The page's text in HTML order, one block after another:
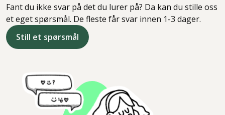
Fant du ikke svar på det du lurer på? Da kan du stille oss
et eget spørsmål. De fleste får svar innen 1-3 dager.
Still et spørsmål